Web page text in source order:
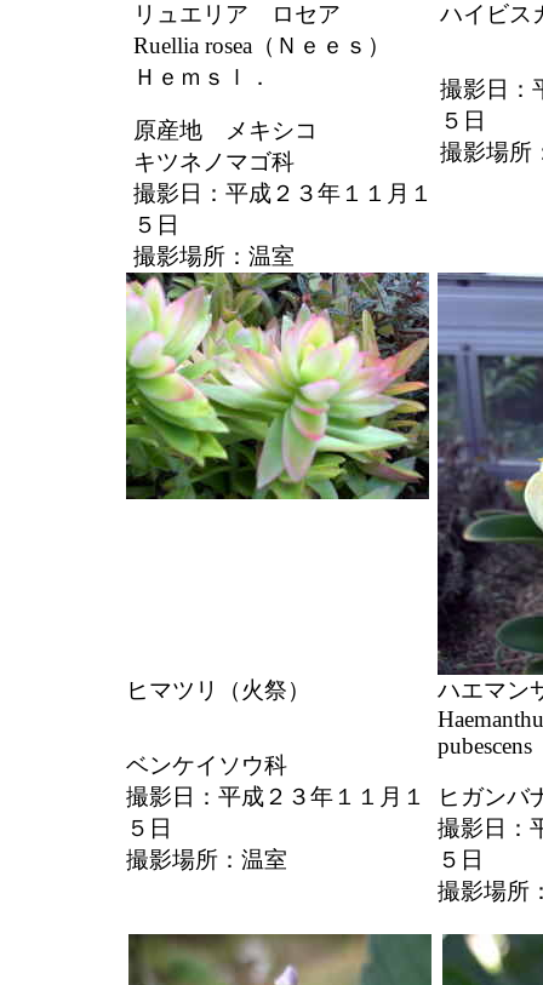
リュエリア ロセア
Ruellia rosea（Ｎｅｅｓ）
Ｈｅｍｓｌ．
原産地 メキシコ
キツネノマゴ科
撮影日：平成２３年１１月１
５日
撮影場所：温室
ハイビス
撮影日：
５日
撮影
ヒマツリ（火祭）
ベンケイソウ科
撮影日：平成２３年１１月１
５日
撮影場所：温室
ハエマン
pubescens
ヒガンバ
撮影日：
５日
撮影場所